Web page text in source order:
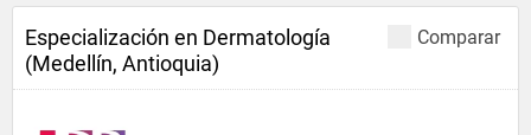
Comparar
Especialización en Dermatología
(Medellín, Antioquia)